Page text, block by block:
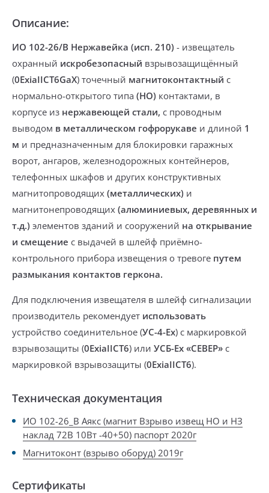
Описание:
ИО 102-26/В Нержавейка (исп. 210) - извещатель
охранный искробезопасный взрывозащищённый
(0ExiaIICT6GaX) точечный магнитоконтактный с
нормально-открытого типа (НО) контактами, в
корпусе из нержавеющей стали, с проводным
выводом в металлическом гофрорукаве и длиной 1
м и предназначенным для блокировки гаражных
ворот, ангаров, железнодорожных контейнеров,
телефонных шкафов и других конструктивных
магнитопроводящих (металлических) и
магнитонепроводящих (алюминиевых, деревянных и
т.д.) элементов зданий и сооружений на открывание
и смещение с выдачей в шлейф приёмно-
контрольного прибора извещения о тревоге путем
размыкания контактов геркона.
Для подключения извещателя в шлейф сигнализации
производитель рекомендует использовать
устройство соединительное (УС-4-Ех) с маркировкой
взрывозащиты (0ExiaIICT6) или УСБ-Ех «СЕВЕР» с
маркировкой взрывозащиты (0ExiaIICT6).
Техническая документация
ИО 102-26_В Аякс (магнит Взрыво извещ НО и НЗ
наклад 72В 10Вт -40+50) паспорт 2020г
Магнитоконт (взрыво оборуд) 2019г
Сертификаты